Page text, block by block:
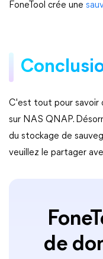
FoneTool crée une
C'est tout pour savoir
sur NAS QNAP.
du stockage de
veuillez le partager
de